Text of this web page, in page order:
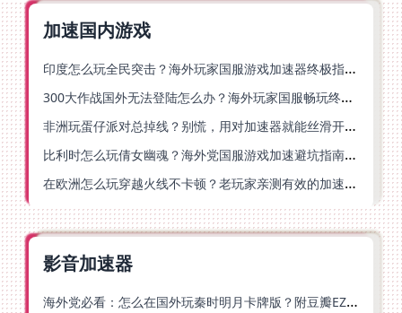
加速国内游戏
印度怎么玩全民突击？海外玩家国服游戏加速器终极指南（附原神延迟优化+精灵之境加速器选择）
300大作战国外无法登陆怎么办？海外玩家国服畅玩终极指南（附实测推荐）
非洲玩蛋仔派对总掉线？别慌，用对加速器就能丝滑开跑！
比利时怎么玩倩女幽魂？海外党国服游戏加速避坑指南（附实测推荐）
在欧洲怎么玩穿越火线不卡顿？老玩家亲测有效的加速器选择指南
影音加速器
海外党必看：怎么在国外玩秦时明月卡牌版？附豆瓣EZCast地区限制破解法